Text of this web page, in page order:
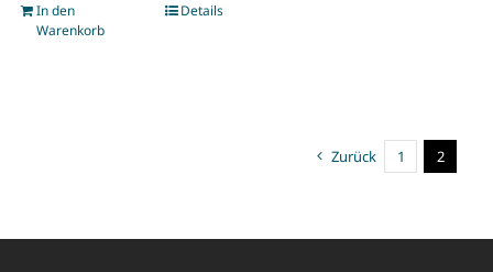
In den
Warenkorb
Details
Zurück 1 2